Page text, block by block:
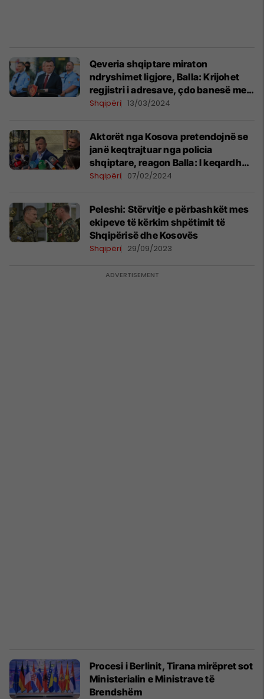
Qeveria shqiptare miraton
ndryshimet ligjore, Balla: Krijohet
regjistri i adresave, çdo banesë me
numër unik
Shqipëri 13/03/2024
Aktorët nga Kosova pretendojnë se
janë keqtrajtuar nga policia
shqiptare, reagon Balla: I keqardhur
për publikimet në media
Shqipëri 07/02/2024
Peleshi: Stërvitje e përbashkët mes
ekipeve të kërkim shpëtimit të
Shqipërisë dhe Kosovës
Shqipëri 29/09/2023
Procesi i Berlinit, Tirana mirëpret sot
Ministerialin e Ministrave të
Brendshëm